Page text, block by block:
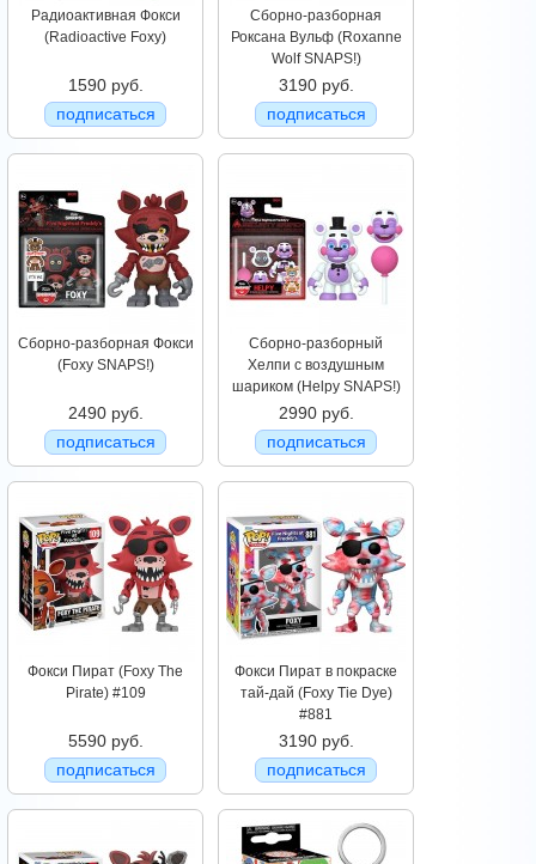
Радиоактивная Фокси
(Radioactive Foxy)
1590 руб.
подписаться
Сборно-разборная
Роксана Вульф (Roxanne
Wolf SNAPS!)
3190 руб.
подписаться
Сборно-разборная Фокси
(Foxy SNAPS!)
2490 руб.
подписаться
Сборно-разборный
Хелпи с воздушным
шариком (Helpy SNAPS!)
2990 руб.
подписаться
Фокси Пират (Foxy The
Pirate) #109
5590 руб.
подписаться
Фокси Пират в покраске
тай-дай (Foxy Tie Dye)
#881
3190 руб.
подписаться